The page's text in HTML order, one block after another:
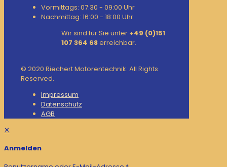
Vormittags: 07:30 - 09:00 Uhr
Nachmittag: 16:00 - 18:00 Uhr
Wir sind für Sie unter +49 (0)151
107 364 68erreichbar.
© 2020 Riechert Motorentechnik. All Rights
Reserved.
Impressum
Datenschutz
AGB
✕
Anmelden